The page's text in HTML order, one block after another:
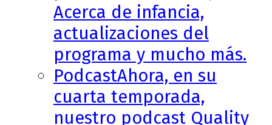
Acerca de infancia,
actualizaciones del
programa y mucho más.
PodcastAhora, en su
cuarta temporada,
nuestro podcast Quality